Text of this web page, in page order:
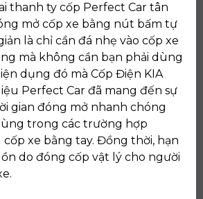
thanh ty cốp Perfect Car tân
mở cốp xe bằng nút bấm tự
là chỉ cần đá nhẹ vào cốp xe
mà không cần bạn phải dùng
dụng đó mà Cốp Điện KIA
Perfect Car đã mang đến sự
gian đóng mở nhanh chóng
trong các trường hợp
xe bằng tay. Đồng thời, hạn
do đóng cốp vật lý cho người